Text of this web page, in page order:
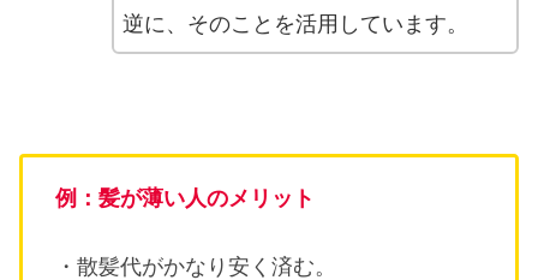
逆に、そのことを活用しています。
例：髪が薄い人のメリット
・散髪代がかなり安く済む。